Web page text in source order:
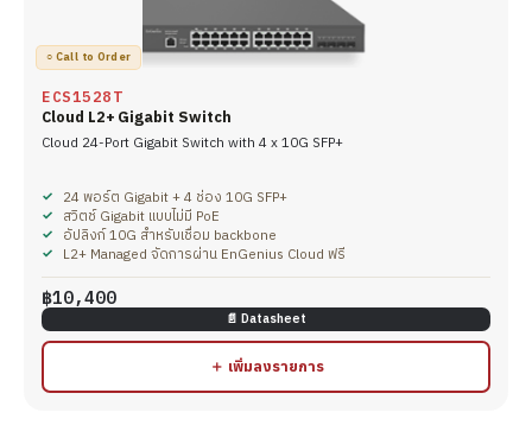
○ Call to Order
ECS1528T
Cloud L2+ Gigabit Switch
Cloud 24-Port Gigabit Switch with 4 x 10G SFP+
24 พอร์ต Gigabit + 4 ช่อง 10G SFP+
สวิตช์ Gigabit แบบไม่มี PoE
อัปลิงก์ 10G สำหรับเชื่อม backbone
L2+ Managed จัดการผ่าน EnGenius Cloud ฟรี
฿10,400
📄 Datasheet
＋ เพิ่มลงรายการ